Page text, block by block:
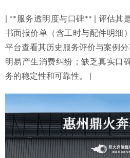
| **服务透明度与口碑** | 评估其
书面报价单（含工时与配件明细
平台查看其历史服务评价与案例
明易产生消费纠纷；缺乏真实口
务的稳定性和可靠性。 |